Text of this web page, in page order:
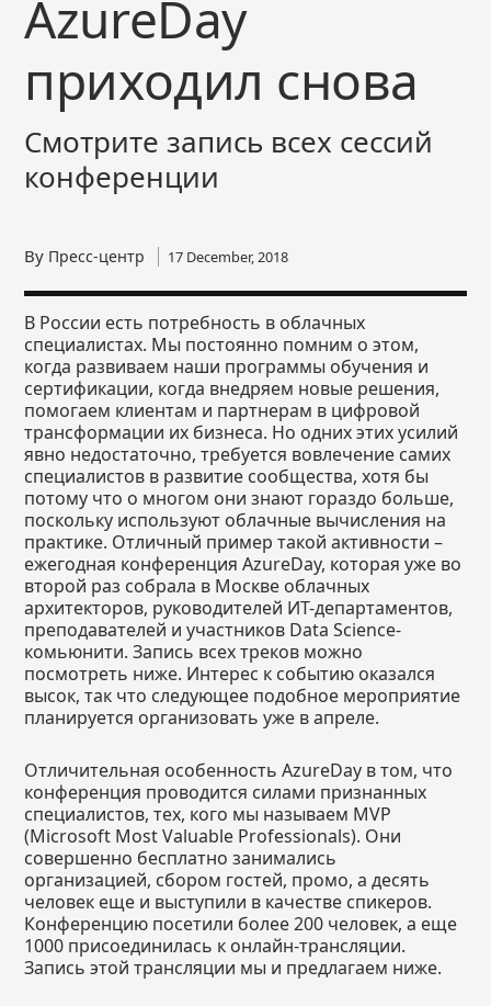
AzureDay
приходил снова
Смотрите запись всех сессий
конференции
By Пресс-центр 17 December, 2018
В России есть потребность в облачных
специалистах. Мы постоянно помним о этом,
когда развиваем наши программы обучения и
сертификации, когда внедряем новые решения,
помогаем клиентам и партнерам в цифровой
трансформации их бизнеса. Но одних этих усилий
явно недостаточно, требуется вовлечение самих
специалистов в развитие сообщества, хотя бы
потому что о многом они знают гораздо больше,
поскольку используют облачные вычисления на
практике. Отличный пример такой активности –
ежегодная конференция AzureDay, которая уже во
второй раз собрала в Москве облачных
архитекторов, руководителей ИТ-департаментов,
преподавателей и участников Data Science-
комьюнити. Запись всех треков можно
посмотреть ниже. Интерес к событию оказался
высок, так что следующее подобное мероприятие
планируется организовать уже в апреле.
Отличительная особенность AzureDay в том, что
конференция проводится силами признанных
специалистов, тех, кого мы называем MVP
(Microsoft Most Valuable Professionals). Они
совершенно бесплатно занимались
организацией, сбором гостей, промо, а десять
человек еще и выступили в качестве спикеров.
Конференцию посетили более 200 человек, а еще
1000 присоединилась к онлайн-трансляции.
Запись этой трансляции мы и предлагаем ниже.